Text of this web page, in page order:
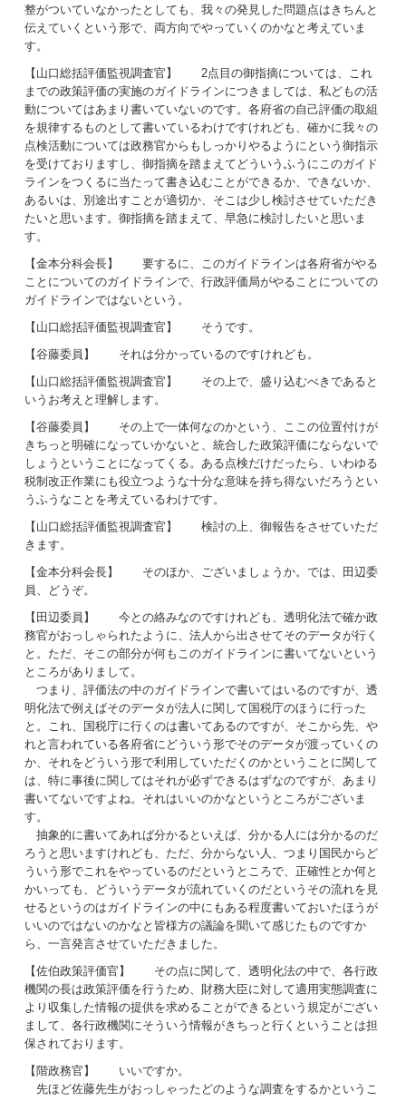
整がついていなかったとしても、我々の発見した問題点はきちんと
伝えていくという形で、両方向でやっていくのかなと考えていま
す。
【山口総括評価監視調査官】 2点目の御指摘については、これ
までの政策評価の実施のガイドラインにつきましては、私どもの活
動についてはあまり書いていないのです。各府省の自己評価の取組
を規律するものとして書いているわけですけれども、確かに我々の
点検活動については政務官からもしっかりやるようにという御指示
を受けておりますし、御指摘を踏まえてどういうふうにこのガイド
ラインをつくるに当たって書き込むことができるか、できないか、
あるいは、別途出すことが適切か、そこは少し検討させていただき
たいと思います。御指摘を踏まえて、早急に検討したいと思いま
す。
【金本分科会長】 要するに、このガイドラインは各府省がやる
ことについてのガイドラインで、行政評価局がやることについての
ガイドラインではないという。
【山口総括評価監視調査官】 そうです。
【谷藤委員】 それは分かっているのですけれども。
【山口総括評価監視調査官】 その上で、盛り込むべきであると
いうお考えと理解します。
【谷藤委員】 その上で一体何なのかという、ここの位置付けが
きちっと明確になっていかないと、統合した政策評価にならないで
しょうということになってくる。ある点検だけだったら、いわゆる
税制改正作業にも役立つような十分な意味を持ち得ないだろうとい
うふうなことを考えているわけです。
【山口総括評価監視調査官】 検討の上、御報告をさせていただ
きます。
【金本分科会長】 そのほか、ございましょうか。では、田辺委
員、どうぞ。
【田辺委員】 今との絡みなのですけれども、透明化法で確か政
務官がおっしゃられたように、法人から出させてそのデータが行く
と。ただ、そこの部分が何もこのガイドラインに書いてないという
ところがありまして。
つまり、評価法の中のガイドラインで書いてはいるのですが、透
明化法で例えばそのデータが法人に関して国税庁のほうに行った
と。これ、国税庁に行くのは書いてあるのですが、そこから先、や
れと言われている各府省にどういう形でそのデータが渡っていくの
か、それをどういう形で利用していただくのかということに関して
は、特に事後に関してはそれが必ずできるはずなのですが、あまり
書いてないですよね。それはいいのかなというところがございま
す。
抽象的に書いてあれば分かるといえば、分かる人には分かるのだ
ろうと思いますけれども、ただ、分からない人、つまり国民からど
ういう形でこれをやっているのだというところで、正確性とか何と
かいっても、どういうデータが流れていくのだというその流れを見
せるというのはガイドラインの中にもある程度書いておいたほうが
いいのではないのかなと皆様方の議論を聞いて感じたものですか
ら、一言発言させていただきました。
【佐伯政策評価官】 その点に関して、透明化法の中で、各行政
機関の長は政策評価を行うため、財務大臣に対して適用実態調査に
より収集した情報の提供を求めることができるという規定がござい
まして、各行政機関にそういう情報がきちっと行くということは担
保されております。
【階政務官】 いいですか。
先ほど佐藤先生がおっしゃったどのような調査をするかというこ